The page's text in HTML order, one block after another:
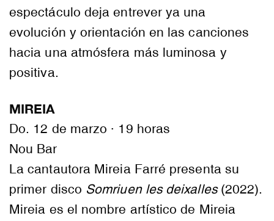
espectáculo deja entrever ya una
evolución y orientación en las canciones
hacia una atmósfera más luminosa y
positiva.
MIREIA
Do. 12 de marzo · 19 horas
Nou Bar
La cantautora Mireia Farré presenta su
primer disco Somriuen les deixalles(2022).
Mireia es el nombre artístico de Mireia